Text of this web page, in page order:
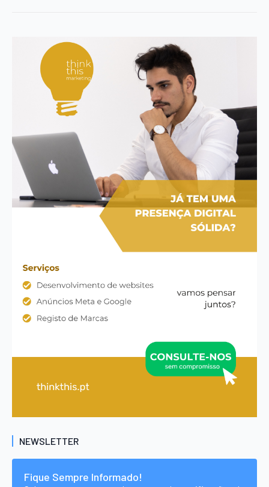
NEWSLETTER
Fique Sempre Informado!